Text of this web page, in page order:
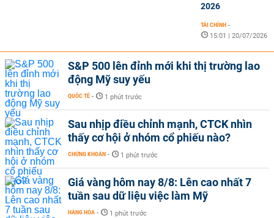
2026
TÀI CHÍNH -
15:01 | 20/07/2026
S&P 500 lên đỉnh mới khi thị trường lao
động Mỹ suy yếu
QUỐC TẾ - 1 phút trước
Sau nhịp điều chỉnh mạnh, CTCK nhìn
thấy cơ hội ở nhóm cổ phiếu nào?
CHỨNG KHOÁN - 1 phút trước
Giá vàng hôm nay 8/8: Lên cao nhất 7
tuần sau dữ liệu việc làm Mỹ
HÀNG HÓA - 1 phút trước